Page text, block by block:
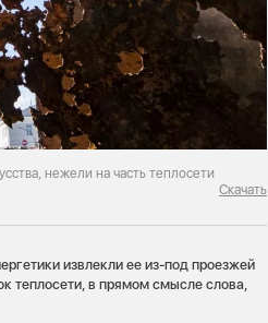
нежели на часть теплосети
Скачать
извлекли ее из-под проезжей
теплосети, в прямом смысле слова,